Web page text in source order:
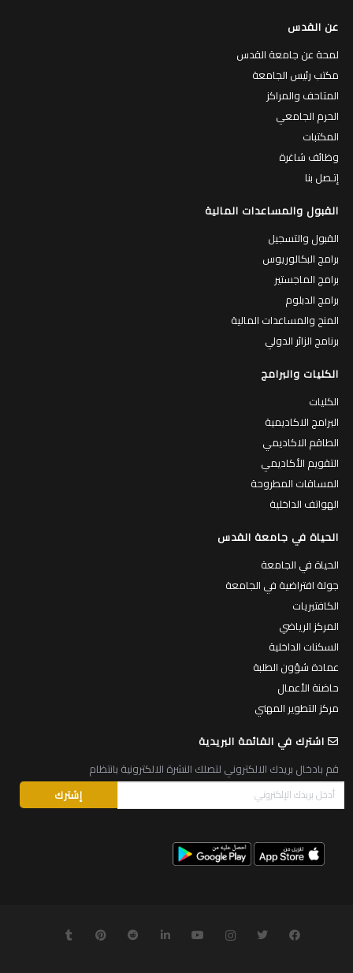
عن القدس
لمحة عن جامعة القدس
مكتب رئيس الجامعة
المتاحف والمراكز
الحرم الجامعي
المكتبات
وظائف شاغرة
إتـصل بنا
القبول والمساعدات المالية
القبول والتسجيل
برامج البكالوريوس
برامج الماجستير
برامج الدبلوم
المنح والمساعدات المالية
برنامج الزائر الدولي
الكليات والبرامج
الكليات
البرامج الاكاديمية
الطاقم الاكاديمي
التقويم الأكاديمي
المساقات المطروحة
الهواتف الداخلية
الحياة في جامعة القدس
الحياة في الجامعة
جولة افتراضية في الجامعة
الكافتيريات
المركز الرياضي
السكنات الداخلية
عمادة شؤون الطلبة
حاضنة الأعمال
مركز التطوير المهني
اشترك في القائمة البريدية
قم بادخال بريدك الالكتروني لتصلك النشرة الالكترونية بانتظام